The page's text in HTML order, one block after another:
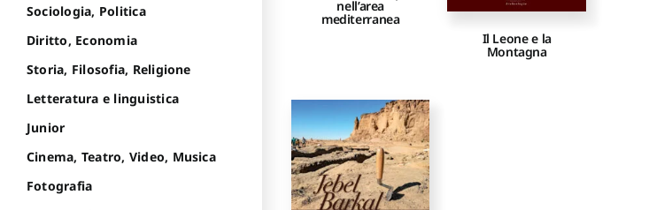
nell’area
mediterranea
Il Leone e la
Montagna
Sociologia, Politica
Diritto, Economia
Storia, Filosofia, Religione
Letteratura e linguistica
Junior
Cinema, Teatro, Video, Musica
Fotografia